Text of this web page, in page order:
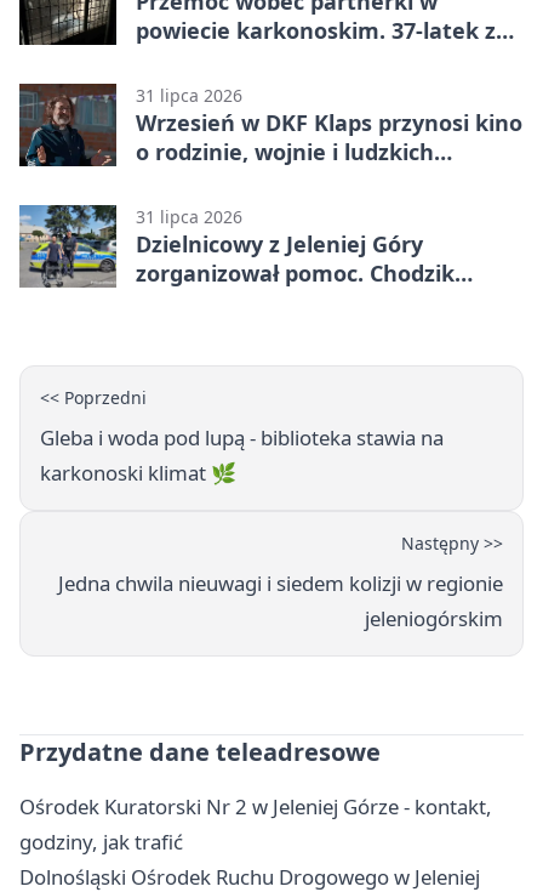
powiecie karkonoskim. 37-latek z
31 lipca 2026
Wrzesień w DKF Klaps przynosi kino
o rodzinie, wojnie i ludzkich
31 lipca 2026
Dzielnicowy z Jeleniej Góry
zorganizował pomoc. Chodzik
<< Poprzedni
Gleba i woda pod lupą - biblioteka stawia na
karkonoski klimat 🌿
Następny >>
Jedna chwila nieuwagi i siedem kolizji w regionie
jeleniogórskim
Przydatne dane teleadresowe
Ośrodek Kuratorski Nr 2 w Jeleniej Górze - kontakt,
godziny, jak trafić
Dolnośląski Ośrodek Ruchu Drogowego w Jeleniej